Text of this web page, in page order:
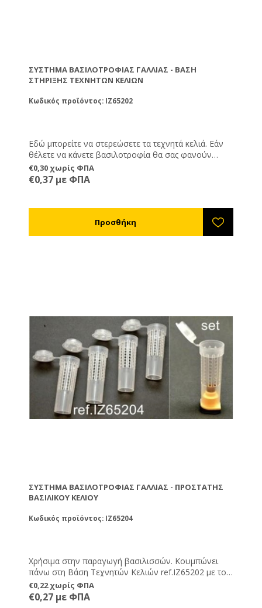
ΣΎΣΤΗΜΑ ΒΑΣΙΛΟΤΡΟΦΊΑΣ ΓΑΛΛΊΑΣ - ΒΆΣΗ
ΣΤΉΡΙΞΗΣ ΤΕΧΝΗΤΏΝ ΚΕΛΙΏΝ
Κωδικός προϊόντος: IZ65202
Εδώ μπορείτε να στερεώσετε τα τεχνητά κελιά. Εάν
θέλετε να κάνετε βασιλοτροφία θα σας φανούν
χρήσιμα γιατί κουμπώνουν πάνω στους Προστάτες
Βασιλικών Κελιών ref.IZ65204.
€0,30 χωρίς ΦΠΑ
€0,37 με ΦΠΑ
ΣΎΣΤΗΜΑ ΒΑΣΙΛΟΤΡΟΦΊΑΣ ΓΑΛΛΊΑΣ - ΠΡΟΣΤΆΤΗΣ
ΒΑΣΙΛΙΚΟΎ ΚΕΛΙΟΎ
Κωδικός προϊόντος: IZ65204
Χρήσιμα στην παραγωγή βασιλισσών. Κουμπώνει
πάνω στη Βάση Τεχνητών Κελιών ref.IZ65202 με το
βασιλο-κύτταρο και όταν αυτό σφραγιστεί από τις
εργάτριες μπορούμε και το απομονώνουμε
κλείνοντας το καπάκι. Έτσι, σε μία κυψέλη όπου
€0,22 χωρίς ΦΠΑ
€0,27 με ΦΠΑ